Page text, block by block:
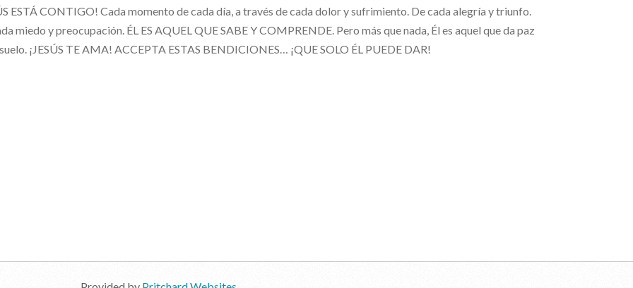
ESTÁ CONTIGO! Cada momento de cada día, a través de cada dolor y sufrimiento. De cada alegría y triunfo.
miedo y preocupación. ÉL ES AQUEL QUE SABE Y COMPRENDE. Pero más que nada, Él es aquel que da paz
¡JESÚS TE AMA! ACCEPTA ESTAS BENDICIONES… ¡QUE SOLO ÉL PUEDE DAR!